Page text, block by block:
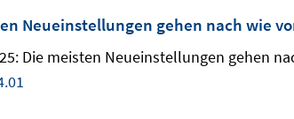
Neueinstellungen gehen nach wie
Die meisten Neueinstellungen gehen